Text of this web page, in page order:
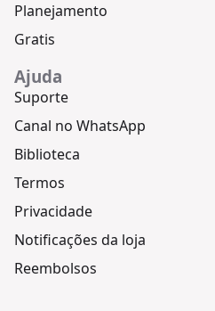
Planejamento
Gratis
Ajuda
Suporte
Canal no WhatsApp
Biblioteca
Termos
Privacidade
Notificações da loja
Reembolsos